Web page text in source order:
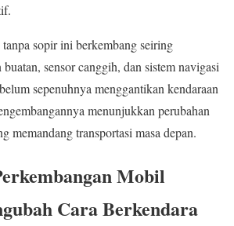
sopir ini berkembang seiring
sensor canggih, dan sistem navigasi
sepenuhnya menggantikan kendaraan
menunjukkan perubahan
memandang transportasi masa depan.
Mobil
Cara Berkendara